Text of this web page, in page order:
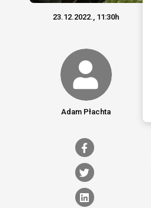
23.12.2022., 11:30h
Adam Płachta